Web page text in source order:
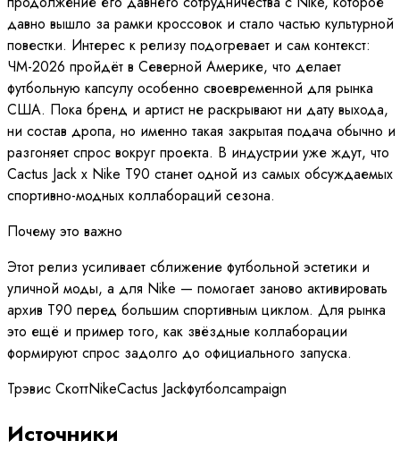
давно вышло за рамки кроссовок и стало частью культурной
повестки. Интерес к релизу подогревает и сам контекст:
ЧМ-2026 пройдёт в Северной Америке, что делает
футбольную капсулу особенно своевременной для рынка
США. Пока бренд и артист не раскрывают ни дату выхода,
ни состав дропа, но именно такая закрытая подача обычно и
разгоняет спрос вокруг проекта. В индустрии уже ждут, что
Cactus Jack x Nike T90 станет одной из самых обсуждаемых
спортивно-модных коллабораций сезона.
Почему это важно
Этот релиз усиливает сближение футбольной эстетики и
уличной моды, а для Nike — помогает заново активировать
архив T90 перед большим спортивным циклом. Для рынка
это ещё и пример того, как звёздные коллаборации
формируют спрос задолго до официального запуска.
Трэвис СкоттNikeCactus Jackфутболcampaign
Источники